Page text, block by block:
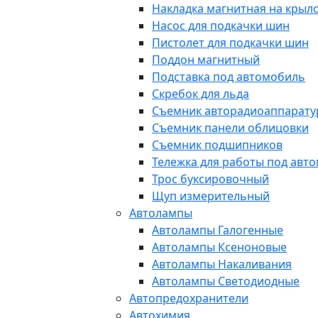
Накладка магнитная на
Насос для подкачки шин
Пистолет для подкачки шин
Поддон магнитный
Подставка под автомобиль
Скребок для льда
Съемник
Съемник панели облицовки
Съемник подшипников
Тележка для работы под
Трос буксировочный
Щуп измерительный
Автолампы
Автолампы Галогенные
Автолампы Ксеноновые
Автолампы Накаливания
Автолампы Светодиодные
Автопредохранители